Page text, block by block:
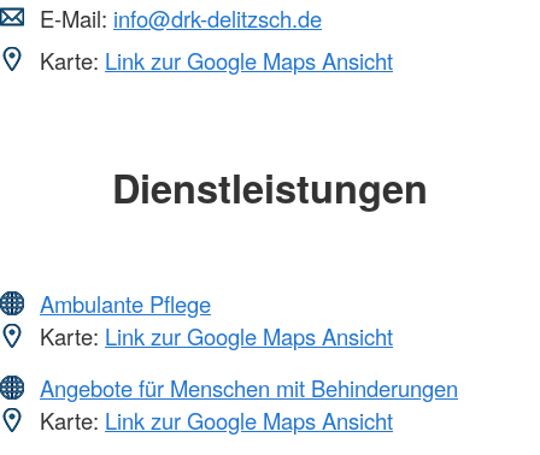
E-Mail: info@drk-delitzsch.de
Karte: Link zur Google Maps Ansicht
Dienstleistungen
Ambulante Pflege
Karte: Link zur Google Maps Ansicht
Angebote für Menschen mit Behinderungen
Karte: Link zur Google Maps Ansicht